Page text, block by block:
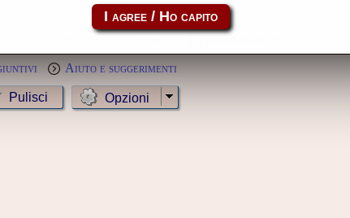
Aiuto e suggerimenti
Opzioni